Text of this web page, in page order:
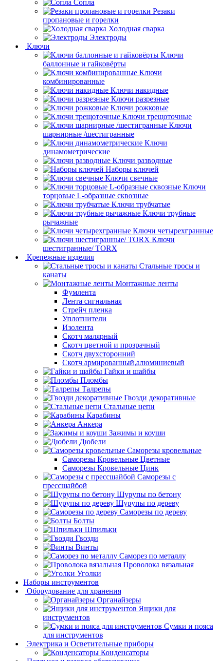
Сопла
Резаки
пропановые и горелки
Холодная сварка
Электроды
Ключи
Ключи
баллонные и гайковёрты
Ключи
комбинированные
Ключи накидные
Ключи разрезные
Ключи рожковые
Ключи трещоточные
Ключи
шарнирные /шестигранные
Ключи
динамометрические
Ключи разводные
Наборы ключей
Ключи свечные
Ключи
торцовые L-образные сквозные
Ключи трубчатые
Ключи трубные
рычажные
Ключи четырехгранные
Ключи
шестигранные/ TORX
Крепежные изделия
Стальные тросы и
канаты
Монтажные ленты
Фумлента
Лента сигнальная
Стрейч пленка
Уплотнители
Изолента
Скотч малярный
Скотч цветной и прозрачный
Скотч двухсторонний
Скотч армированный,алюминиевый
Гайки и шайбы
Пломбы
Талрепы
Гвозди декоративные
Стальные цепи
Карабины
Анкера
Зажимы и коуши
Дюбели
Саморезы кровельные
Саморезы Кровельные Цветные
Саморезы Кровельные Цинк
Саморезы с
прессшайбой
Шурупы по бетону
Шурупы по дереву
Саморезы по дереву
Болты
Шпильки
Гвозди
Винты
Саморез по металлу
Проволока вязальная
Уголки
Наборы инструментов
Оборудование для хранения
Органайзеры
Ящики для
инструментов
Сумки и пояса
для инструментов
Электрика и Осветительные приборы
Конденсаторы